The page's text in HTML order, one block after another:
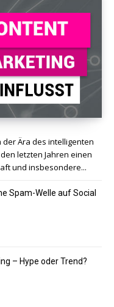
Ära des intelligenten
letzten Jahren einen
und insbesondere...
Spam-Welle auf Social
– Hype oder Trend?